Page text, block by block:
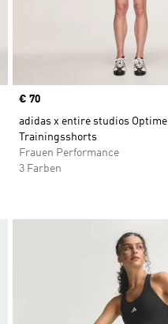
Price
€ 70
adidas x entire studios Optime
Trainingsshorts
Frauen Performance
3 Farben
Zur Wunschliste hinzufügen